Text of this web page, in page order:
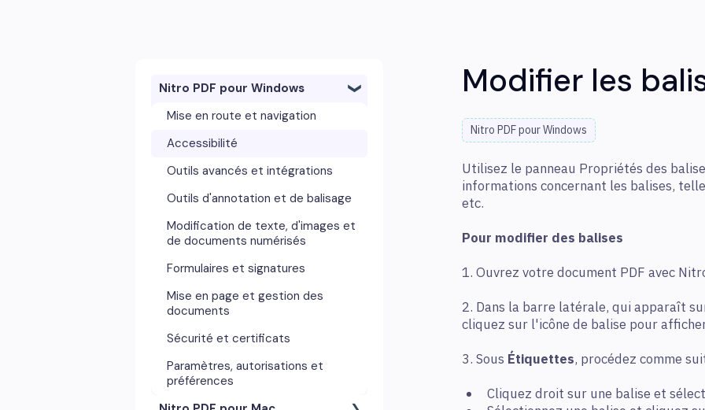
Modifier les
Nitro PDF pour Windows
Utilisez le panneau Propriétés des
informations concernant les balises,
etc.
Pour modifier des balises
1. Ouvrez votre document PDF avec
2. Dans la barre latérale, qui apparaît
cliquez sur l'icône de balise pour
3. Sous Étiquettes, procédez comme
Cliquez droit sur une balise et
Nitro PDF pour Windows
Mise en route et navigation
Accessibilité
Outils avancés et intégrations
Outils d'annotation et de balisage
Modification de texte, d'images et
de documents numérisés
Formulaires et signatures
Mise en page et gestion des
documents
Sécurité et certificats
Paramètres, autorisations et
préférences